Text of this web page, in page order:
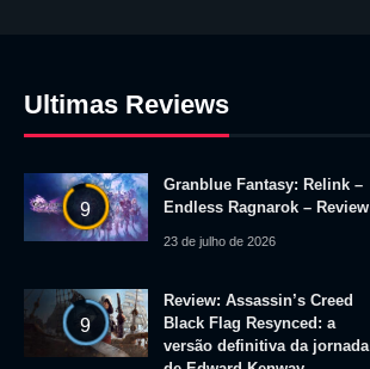
Ultimas Reviews
9
Granblue Fantasy: Relink –
Endless Ragnarok – Review
23 de julho de 2026
9
Review: Assassin’s Creed
Black Flag Resynced: a
versão definitiva da jornada